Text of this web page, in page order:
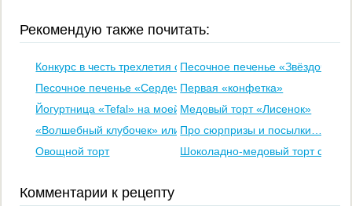
Рекомендую также почитать:
Конкурс в честь трехлетия сайтаПесочное печенье «Звёздочки»
Песочное печенье «Сердечки»Первая «конфетка»
Йогуртница «Tefal» на моей кухнеМедовый торт «Лисенок»
«Волшебный клубочек» или слойка с сюрпризом
Про сюрпризы и посылки…
Овощной торт
Шоколадно-медовый торт со
Комментарии к рецепту